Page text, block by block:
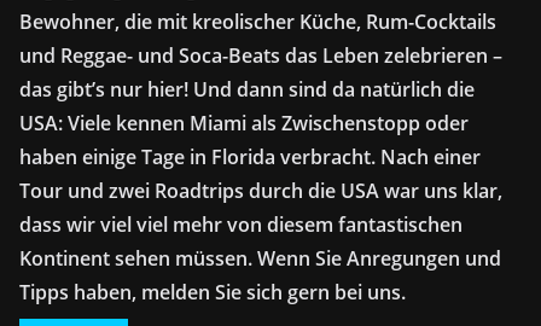
Bewohner, die mit kreolischer Küche, Rum-Cocktails
und Reggae- und Soca-Beats das Leben zelebrieren –
das gibt’s nur hier! Und dann sind da natürlich die
USA: Viele kennen Miami als Zwischenstopp oder
haben einige Tage in Florida verbracht. Nach einer
Tour und zwei Roadtrips durch die USA war uns klar,
dass wir viel viel mehr von diesem fantastischen
Kontinent sehen müssen. Wenn Sie Anregungen und
Tipps haben, melden Sie sich gern bei uns.